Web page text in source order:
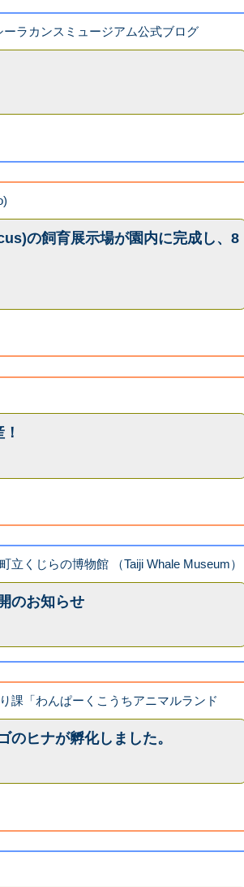
ラカンスミュージアム公式ブログ
の飼育展示場が園内に完成し、8
立くじらの博物館 （Taiji Whale Museum）
のお知らせ
課「わんぱーくこうちアニマルランド
のヒナが孵化しました。